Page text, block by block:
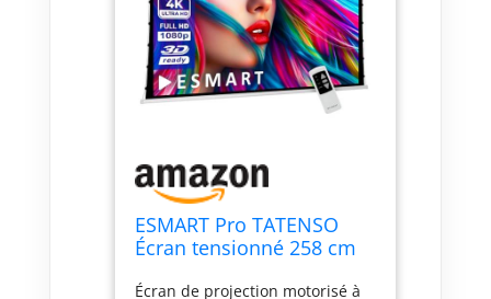
ESMART Pro TATENSO
Écran tensionné 258 cm
Écran de projection motorisé à